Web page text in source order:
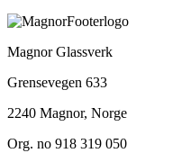
Magnor Glassverk
Grensevegen 633
2240 Magnor, Norge
Org. no 918 319 050